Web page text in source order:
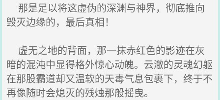
那是足以将这虚伪的深渊与神界，彻底推向
毁灭边缘的，最后真相！
虚无之地的背面，那一抹赤红色的影迹在灰
暗的混沌中显得格外惊心动魄。云澈的灵魂幻躯
在那股霸道却又温软的天毒气息包裹下，终于不
再像随时会熄灭的残烛那般摇曳。